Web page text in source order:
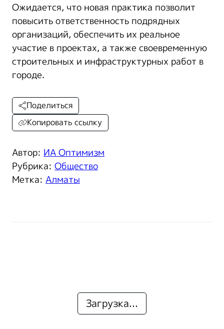
Ожидается, что новая практика позволит
повысить ответственность подрядных
организаций, обеспечить их реальное
участие в проектах, а также своевременную
строительных и инфраструктурных работ в
городе.
Автор: ИА Оптимизм
Рубрика: Общество
Метка: Алматы
Поделиться
Копировать ссылку
Загрузка...